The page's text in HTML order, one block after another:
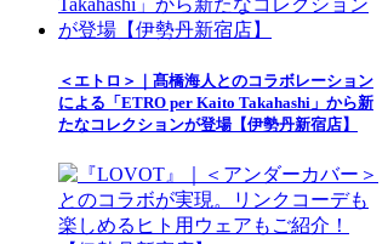
＜エトロ＞｜髙橋海人とのコラボレーション
による「ETRO per Kaito Takahashi」から新
たなコレクションが登場【伊勢丹新宿店】